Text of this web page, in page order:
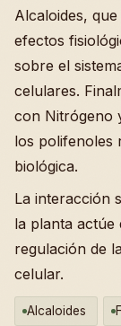
Alcaloides,
efectos
sobre el
celulares.
con Nitrógeno
los polifenoles
biológica.
La interacción
la planta actúe
regulación de
celular.
Alcaloides